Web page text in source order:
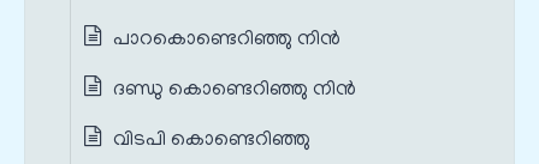
പാറകൊണ്ടെറിഞ്ഞു നിന്‍
ദണ്ഡു കൊണ്ടെറിഞ്ഞു നിന്‍
വിടപി കൊണ്ടെറിഞ്ഞു